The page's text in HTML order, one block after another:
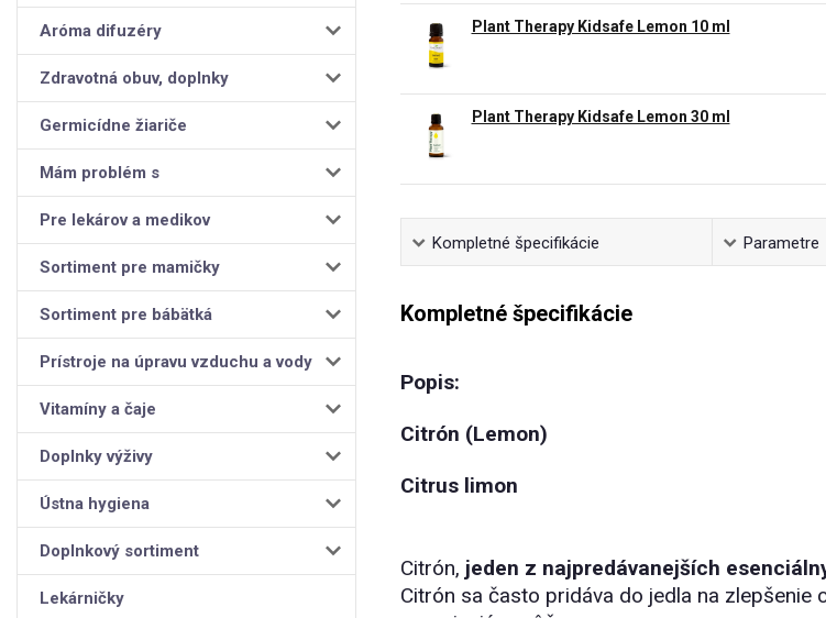
Aróma difuzéry
Zdravotná obuv, doplnky
Germicídne žiariče
Mám problém s
Pre lekárov a medikov
Sortiment pre mamičky
Sortiment pre bábätká
Prístroje na úpravu vzduchu a vody
Vitamíny a čaje
Doplnky výživy
Ústna hygiena
Doplnkový sortiment
Lekárničky
Plant Therapy Kidsafe Lemon 10 ml
Plant Therapy Kidsafe Lemon 30 ml
Kompletné špecifikácie Parametre
Kompletné špecifikácie
Popis:
Citrón (Lemon)
Citrus limon
Citrón, jeden z najpredávanejších
Citrón sa často pridáva do jedla na zlepšenie